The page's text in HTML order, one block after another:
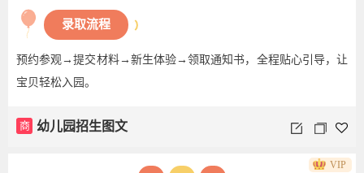
录取流程
预约参观→提交材料→新生体验→领取通知书，全程贴心引导，让
宝贝轻松入园。
商 幼儿园招生图文
VIP